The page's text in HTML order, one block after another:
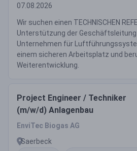
07.08.2026
Wir suchen einen TECHNISCHEN
Unterstützung der Geschäftsleitung
Unternehmen für
einem sicheren Arbeitsplatz und
Weiterentwicklung.
Project Engineer / Techniker
(m/w/d) Anlagenbau
EnviTec Biogas AG
Saerbeck